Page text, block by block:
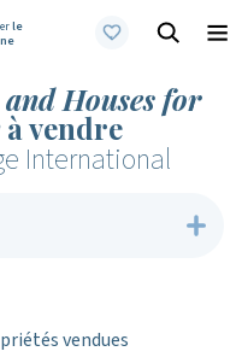
le
Houses for
à vendre
International
vendues